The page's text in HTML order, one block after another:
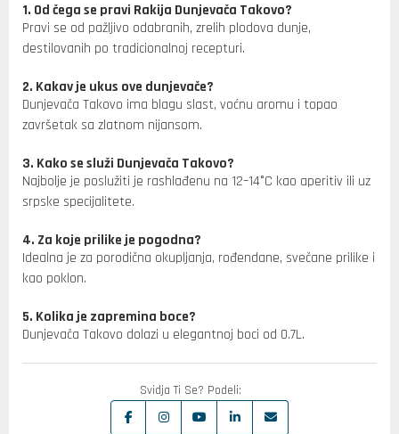
1. Od čega se pravi Rakija Dunjevača Takovo?
Pravi se od pažljivo odabranih, zrelih plodova dunje,
destilovanih po tradicionalnoj recepturi.
2. Kakav je ukus ove dunjevače?
Dunjevača Takovo ima blagu slast, voćnu aromu i topao
završetak sa zlatnom nijansom.
3. Kako se služi Dunjevača Takovo?
Najbolje je poslužiti je rashlađenu na 12–14°C kao aperitiv ili uz
srpske specijalitete.
4. Za koje prilike je pogodna?
Idealna je za porodična okupljanja, rođendane, svečane prilike i
kao poklon.
5. Kolika je zapremina boce?
Dunjevača Takovo dolazi u elegantnoj boci od 0.7L.
Svidja Ti Se? Podeli: